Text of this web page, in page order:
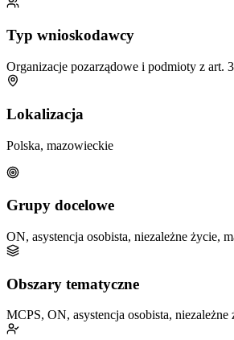
Typ wnioskodawcy
Organizacje pozarządowe i podmioty z art.
Lokalizacja
Polska, mazowieckie
Grupy docelowe
ON, asystencja osobista, niezależne życie,
Obszary tematyczne
MCPS, ON, asystencja osobista,